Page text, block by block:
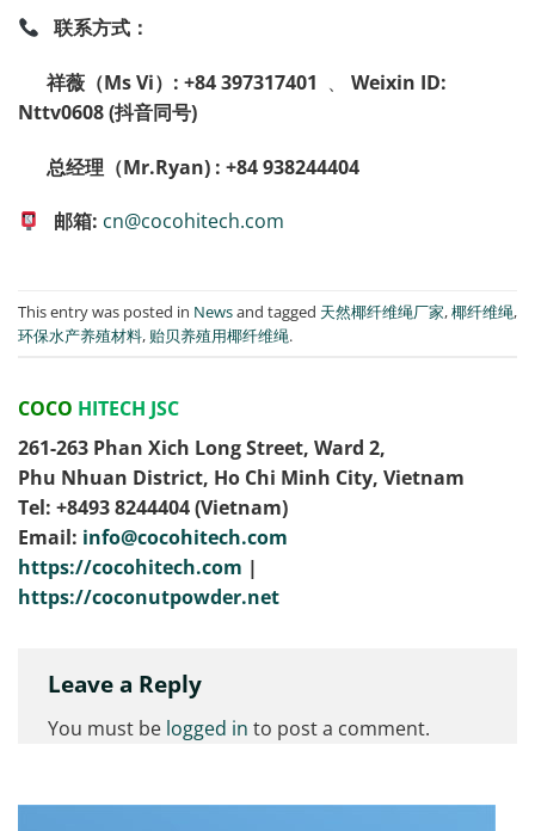
联系方式：
祥薇（Ms Vi）: +84 397317401 、
Weixin ID:
Nttv0608 (抖音同号)
总经理（Mr.Ryan) : +84 938244404
邮箱: cn@cocohitech.com
This entry was posted in Newsand tagged 天然椰纤维绳厂家,椰纤维绳,
环保水产养殖材料, 贻贝养殖用椰纤维绳.
COCO HITECH JSC
261-263 Phan Xich Long Street, Ward 2,
Phu Nhuan District, Ho Chi Minh City, Vietnam
Tel: ‭+8493 8244404‬ (Vietnam)
Email: info@cocohitech.com
https://cocohitech.com |
https://coconutpowder.net
Leave a Reply
You must be logged in to post a comment.